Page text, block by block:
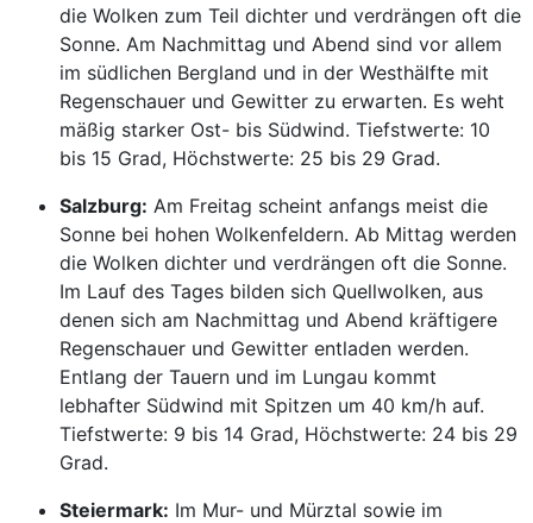
die Wolken zum Teil dichter und verdrängen oft die
Sonne. Am Nachmittag und Abend sind vor allem
im südlichen Bergland und in der Westhälfte mit
Regenschauer und Gewitter zu erwarten. Es weht
mäßig starker Ost- bis Südwind. Tiefstwerte: 10
bis 15 Grad, Höchstwerte: 25 bis 29 Grad.
Salzburg: Am Freitag scheint anfangs meist die
Sonne bei hohen Wolkenfeldern. Ab Mittag werden
die Wolken dichter und verdrängen oft die Sonne.
Im Lauf des Tages bilden sich Quellwolken, aus
denen sich am Nachmittag und Abend kräftigere
Regenschauer und Gewitter entladen werden.
Entlang der Tauern und im Lungau kommt
lebhafter Südwind mit Spitzen um 40 km/h auf.
Tiefstwerte: 9 bis 14 Grad, Höchstwerte: 24 bis 29
Grad.
Steiermark: Im Mur- und Mürztal sowie im